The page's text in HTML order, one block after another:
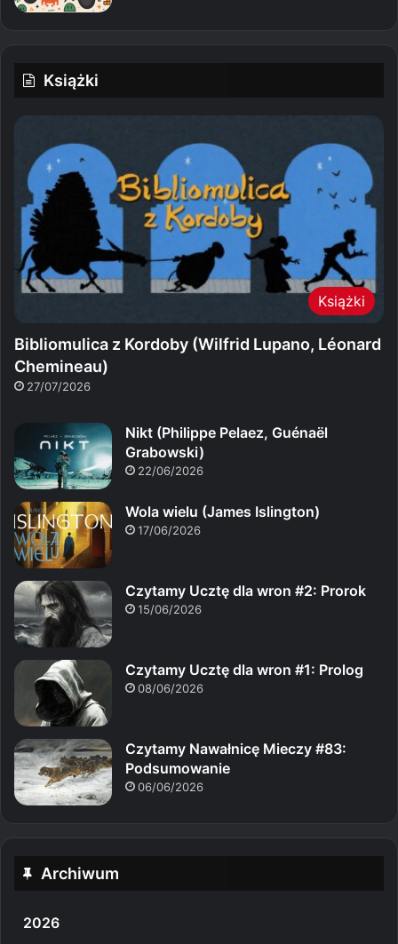
Książki
Książki
Bibliomulica z Kordoby (Wilfrid Lupano, Léonard
Chemineau)
27/07/2026
Nikt (Philippe Pelaez, Guénaël
Grabowski)
22/06/2026
Wola wielu (James Islington)
17/06/2026
Czytamy Ucztę dla wron #2: Prorok
15/06/2026
Czytamy Ucztę dla wron #1: Prolog
08/06/2026
Czytamy Nawałnicę Mieczy #83:
Podsumowanie
06/06/2026
Archiwum
2026